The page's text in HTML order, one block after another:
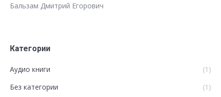
Бальзам Дмитрий Егорович
Категории
Аудио книги
(1)
Без категории
(1)